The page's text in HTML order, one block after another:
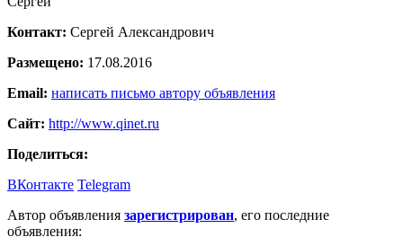
Контакт: Сергей Александрович
Размещено: 17.08.2016
Email: написать письмо автору объявления
Сайт: http://www.qinet.ru
Поделиться:
ВКонтакте Telegram
Автор объявления зарегистрирован, его последние
объявления: